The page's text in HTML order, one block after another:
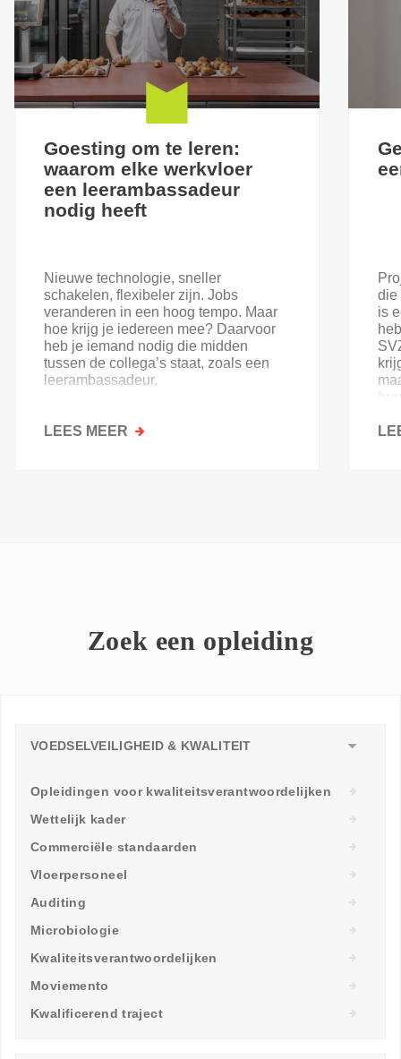
Goesting om te leren:
waarom elke werkvloer
een leerambassadeur
nodig heeft
Nieuwe technologie, sneller
schakelen, flexibeler zijn. Jobs
veranderen in een hoog tempo. Maar
hoe krijg je iedereen mee? Daarvoor
heb je iemand nodig die midden
tussen de collega’s staat, zoals een
leerambassadeur.
LEES MEER OVER
NODIG
die
is
Zoek een opleiding
VOEDSELVEILIGHEID & KWALITEIT
Opleidingen voor kwaliteitsverantwoordelijken
Wettelijk kader
Commerciële standaarden
Vloerpersoneel
Auditing
Microbiologie
Kwaliteitsverantwoordelijken
Moviemento
Kwalificerend traject